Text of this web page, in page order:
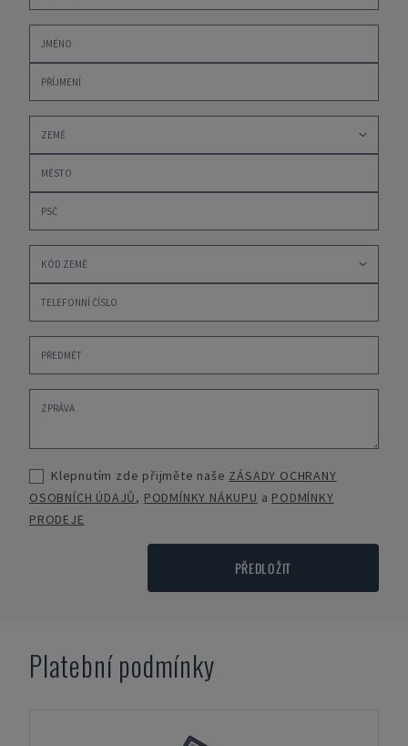
Klepnutím zde přijměte naše ZÁSADY OCHRANY
OSOBNÍCH ÚDAJŮ, PODMÍNKY NÁKUPU a PODMÍNKY
PRODEJE
PŘEDLOŽIT
Platební podmínky